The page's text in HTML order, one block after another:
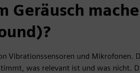
Geräusch
Vibrationssensoren und Mikrofonen.
was relevant ist und was nicht.